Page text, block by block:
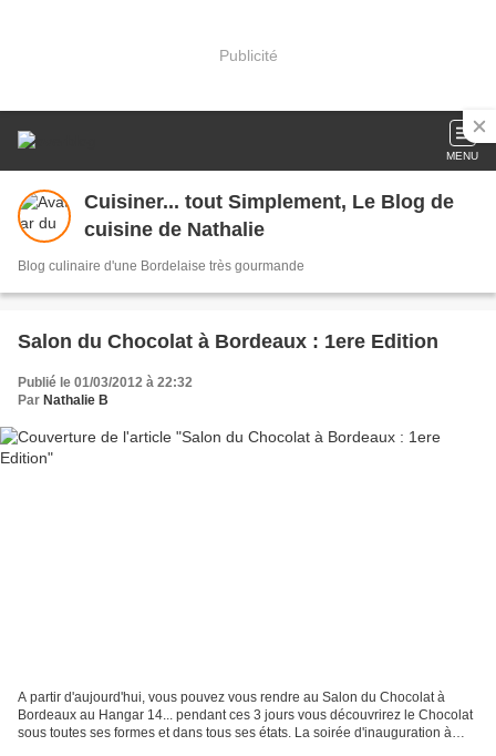
Publicité
MENU
Cuisiner... tout Simplement, Le Blog de
cuisine de Nathalie
Blog culinaire d'une Bordelaise très gourmande
Salon du Chocolat à Bordeaux : 1ere Edition
Publié le 01/03/2012 à 22:32
Par Nathalie B
A partir d'aujourd'hui, vous pouvez vous rendre au Salon du Chocolat à
Bordeaux au Hangar 14... pendant ces 3 jours vous découvrirez le Chocolat
sous toutes ses formes et dans tous ses états. La soirée d'inauguration à